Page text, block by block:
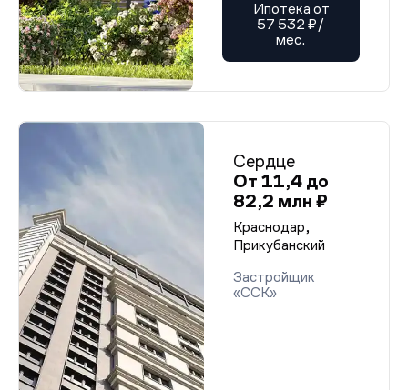
Ипотека от
57 532 ₽/
мес.
Сердце
От 11,4 до
82,2 млн ₽
Краснодар,
Прикубанский
Застройщик
«ССК»